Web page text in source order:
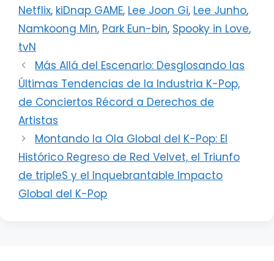
Netflix, kiDnap GAME, Lee Joon Gi, Lee Junho,
Namkoong Min, Park Eun-bin, Spooky in Love,
tvN
Más Allá del Escenario: Desglosando las
Últimas Tendencias de la Industria K-Pop,
de Conciertos Récord a Derechos de
Artistas
Montando la Ola Global del K-Pop: El
Histórico Regreso de Red Velvet, el Triunfo
de tripleS y el Inquebrantable Impacto
Global del K-Pop